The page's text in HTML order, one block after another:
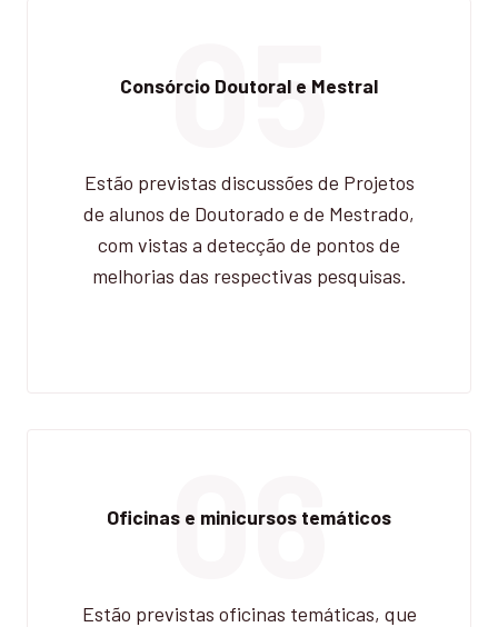
05
Consórcio Doutoral e Mestral
Estão previstas discussões de Projetos
de alunos de Doutorado e de Mestrado,
com vistas a detecção de pontos de
melhorias das respectivas pesquisas.
06
Oficinas e minicursos temáticos
Estão previstas oficinas temáticas, que